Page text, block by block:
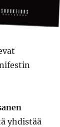
yhdistää